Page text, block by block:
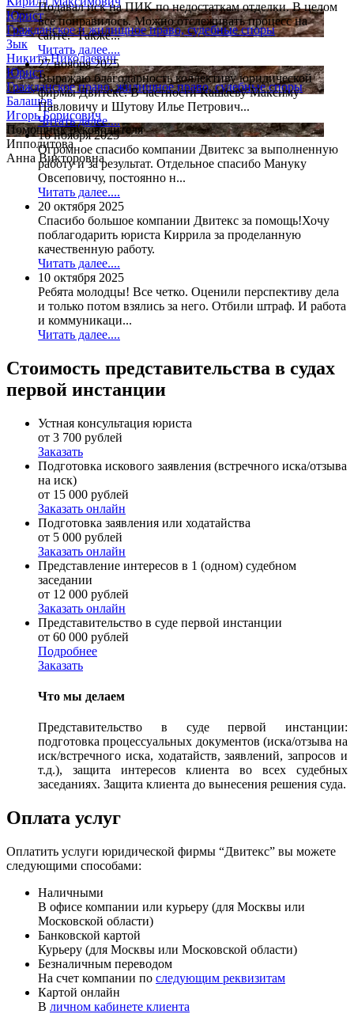
Юрист
Гражданское и жилищное право, судебные споры
Зык
Никита Николаевич
Юрист
Гражданское право, жилищное право, судебные споры
Балашов
Игорь Борисович
Помощник руководителя
Ипполитова
Анна Викторовна
Подавал иск на ПИК по недостаткам отделки. В целом
все понравилось. Можно отслеживать процесс на
сайте. Также...
Читать далее....
27 ноября 2025
Выражаю благодарность коллективу юридической
фирмы Двитекс. В частности Кашаеву Максиму
Павловичу и Шутову Илье Петрович...
Читать далее....
16 ноября 2025
Огромное спасибо компании Двитекс за выполненную
работу и за результат. Отдельное спасибо Мануку
Овсеповичу, постоянно н...
Читать далее....
20 октября 2025
Спасибо большое компании Двитекс за помощь!Хочу
поблагодарить юриста Киррила за проделанную
качественную работу.
Читать далее....
10 октября 2025
Ребята молодцы! Все четко. Оценили перспективу дела
и только потом взялись за него. Отбили штраф. И работа
и коммуникаци...
Читать далее....
Стоимость представительства в судах
первой инстанции
Устная консультация юриста
от 3 700 рублей
Заказать
Подготовка искового заявления (встречного иска/отзыва
на иск)
от 15 000 рублей
Заказать онлайн
Подготовка заявления или ходатайства
от 5 000 рублей
Заказать онлайн
Представление интересов в 1 (одном) судебном
заседании
от 12 000 рублей
Заказать онлайн
Представительство в суде первой инстанции
от 60 000 рублей
Подробнее
Заказать
Что мы делаем
Представительство в суде первой инстанции:
подготовка процессуальных документов (иска/отзыва на
иск/встречного иска, ходатайств, заявлений, запросов и
т.д.), защита интересов клиента во всех судебных
заседаниях. Защита клиента до вынесения решения суда.
Оплата услуг
Оплатить услуги юридической фирмы “Двитекс” вы можете
следующими способами:
Наличными
В офисе компании или курьеру (для Москвы или
Московской области)
Банковской картой
Курьеру (для Москвы или Московской области)
Безналичным переводом
На счет компании по следующим реквизитам
Картой онлайн
В личном кабинете клиента